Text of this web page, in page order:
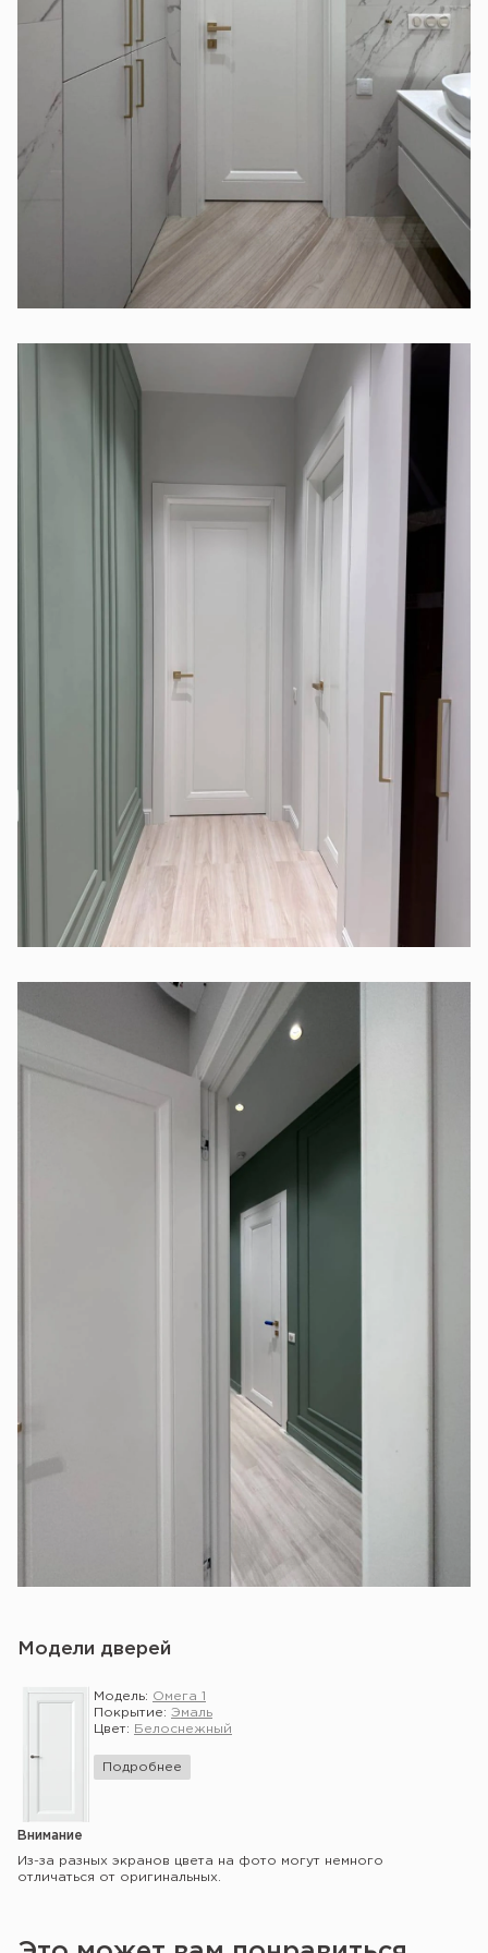
Модели дверей
Модель: Омега 1
Покрытие: Эмаль
Цвет:
Белоснежный
Подробнее
Внимание
Из-за разных экранов цвета на фото могут немного
отличаться от оригинальных.